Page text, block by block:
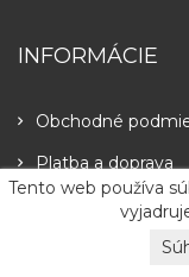
Tento web používa
INFORMÁCIE
Obchodné
Platba a doprava
Tabulky veľkostí
Najčastejšie